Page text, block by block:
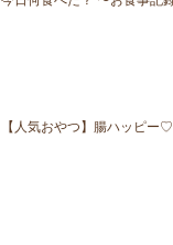
【人気おやつ】腸ハッピー